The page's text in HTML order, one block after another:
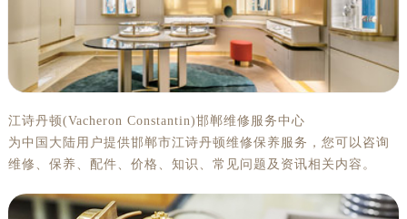
江诗丹顿(Vacheron Constantin)邯郸维修服务中心
为中国大陆用户提供邯郸市江诗丹顿维修保养服务，您可以咨询
维修、保养、配件、价格、知识、常见问题及资讯相关内容。